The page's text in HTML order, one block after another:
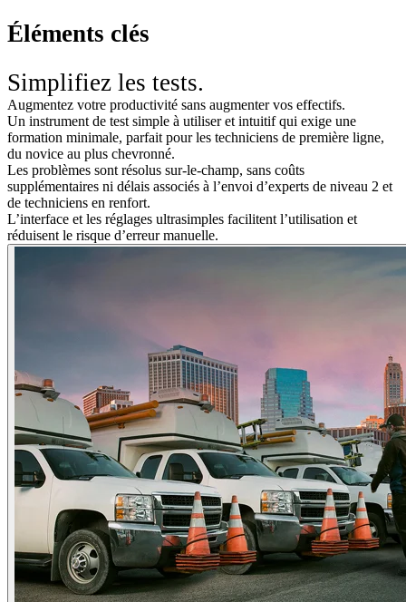
Éléments clés
Simplifiez les tests.
Augmentez votre productivité sans augmenter vos effectifs.
Un instrument de test simple à utiliser et intuitif qui exige une
formation minimale, parfait pour les techniciens de première ligne,
du novice au plus chevronné.
Les problèmes sont résolus sur-le-champ, sans coûts
supplémentaires ni délais associés à l’envoi d’experts de niveau 2 et
de techniciens en renfort.
L’interface et les réglages ultrasimples facilitent l’utilisation et
réduisent le risque d’erreur manuelle.